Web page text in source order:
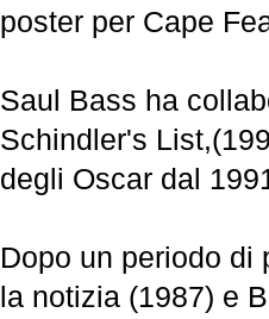
poster per Cape
Saul Bass ha
Schindler's
degli Oscar dal
Dopo un periodo di
la notizia (1987) e